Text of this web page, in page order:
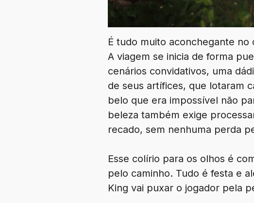
É tudo muito aconchegante
A viagem se inicia de forma
cenários convidativos, uma
de seus artífices, que lotaram
belo que era impossível não
beleza também exige
recado, sem nenhuma perda
Esse colírio para os olhos é
pelo caminho. Tudo é festa e
King vai puxar o jogador pela